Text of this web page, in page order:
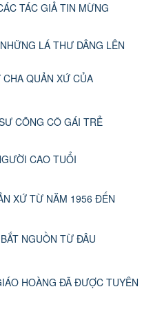
TÁC GIẢ TIN MỪNG
LÁ THƯ DÂNG LÊN
QUẢN XỨ CỦA
CÕNG CÔ GÁI TRẺ
CAO TUỔI
XỨ TỪ NĂM 1956 ĐẾN
NGUỒN TỪ ĐÂU
HOÀNG ĐÃ ĐƯỢC TUYÊN